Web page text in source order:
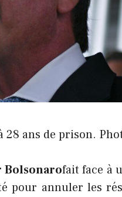
ans de prison.
Bolsonarofait face à
pour annuler les